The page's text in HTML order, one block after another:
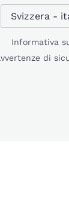
Informativa
di